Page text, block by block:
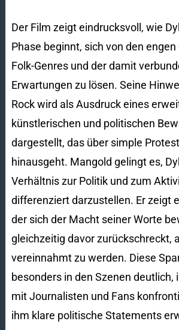
Der Film zeigt eindrucksvoll, wie
Phase beginnt, sich von den engen
Folk-Genres und der damit
Erwartungen zu lösen. Seine
Rock wird als Ausdruck eines
künstlerischen und politischen
dargestellt, das über simple
hinausgeht. Mangold gelingt es,
Verhältnis zur Politik und zum
differenziert darzustellen. Er zeigt
der sich der Macht seiner Worte
gleichzeitig davor zurückschreckt,
vereinnahmt zu werden. Diese
besonders in den Szenen deutlich,
mit Journalisten und Fans
ihm klare politische Statements